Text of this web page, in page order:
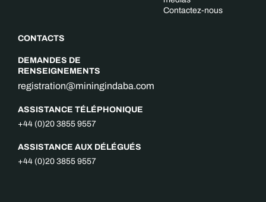
CONTACTS
DEMANDES DE
RENSEIGNEMENTS
registration@miningindaba.com
ASSISTANCE TÉLÉPHONIQUE
+44 (0)20 3855 9557
ASSISTANCE AUX DÉLÉGUÉS
+44 (0)20 3855 9557
Contactez-nous